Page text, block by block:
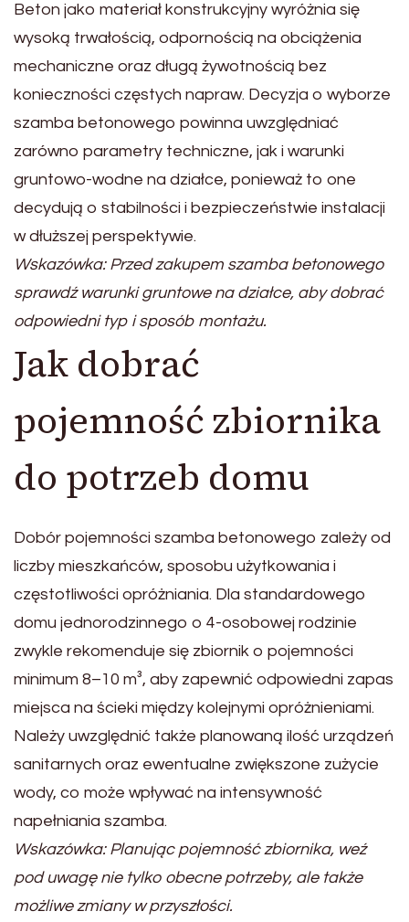
Beton jako materiał konstrukcyjny wyróżnia się
wysoką trwałością, odpornością na obciążenia
mechaniczne oraz długą żywotnością bez
konieczności częstych napraw. Decyzja o wyborze
szamba betonowego powinna uwzględniać
zarówno parametry techniczne, jak i warunki
gruntowo-wodne na działce, ponieważ to one
decydują o stabilności i bezpieczeństwie instalacji
w dłuższej perspektywie.
Wskazówka: Przed zakupem szamba betonowego
sprawdź warunki gruntowe na działce, aby dobrać
odpowiedni typ i sposób montażu.
Jak dobrać
pojemność zbiornika
do potrzeb domu
Dobór pojemności szamba betonowego zależy od
liczby mieszkańców, sposobu użytkowania i
częstotliwości opróżniania. Dla standardowego
domu jednorodzinnego o 4-osobowej rodzinie
zwykle rekomenduje się zbiornik o pojemności
minimum 8–10 m³, aby zapewnić odpowiedni zapas
miejsca na ścieki między kolejnymi opróżnieniami.
Należy uwzględnić także planowaną ilość urządzeń
sanitarnych oraz ewentualne zwiększone zużycie
wody, co może wpływać na intensywność
napełniania szamba.
Wskazówka: Planując pojemność zbiornika, weź
pod uwagę nie tylko obecne potrzeby, ale także
możliwe zmiany w przyszłości.